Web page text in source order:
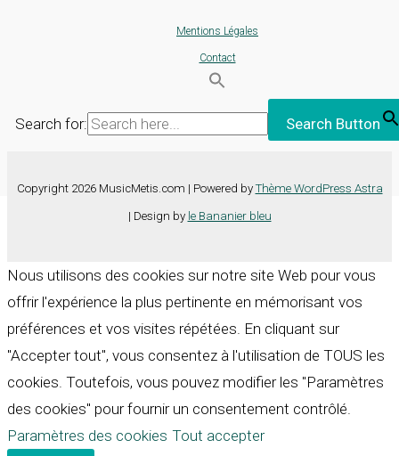
Mentions Légales
Contact
Search for: Search Button
Copyright 2026 MusicMetis.com | Powered by Thème WordPress Astra
| Design by le Bananier bleu
Nous utilisons des cookies sur notre site Web pour vous
offrir l'expérience la plus pertinente en mémorisant vos
préférences et vos visites répétées. En cliquant sur
"Accepter tout", vous consentez à l'utilisation de TOUS les
cookies. Toutefois, vous pouvez modifier les "Paramètres
des cookies" pour fournir un consentement contrôlé.
Paramètres des cookies Tout accepter